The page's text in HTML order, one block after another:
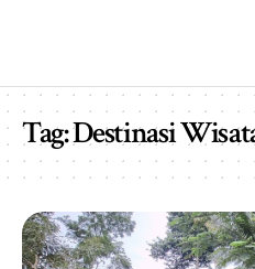
Tag:Destinasi